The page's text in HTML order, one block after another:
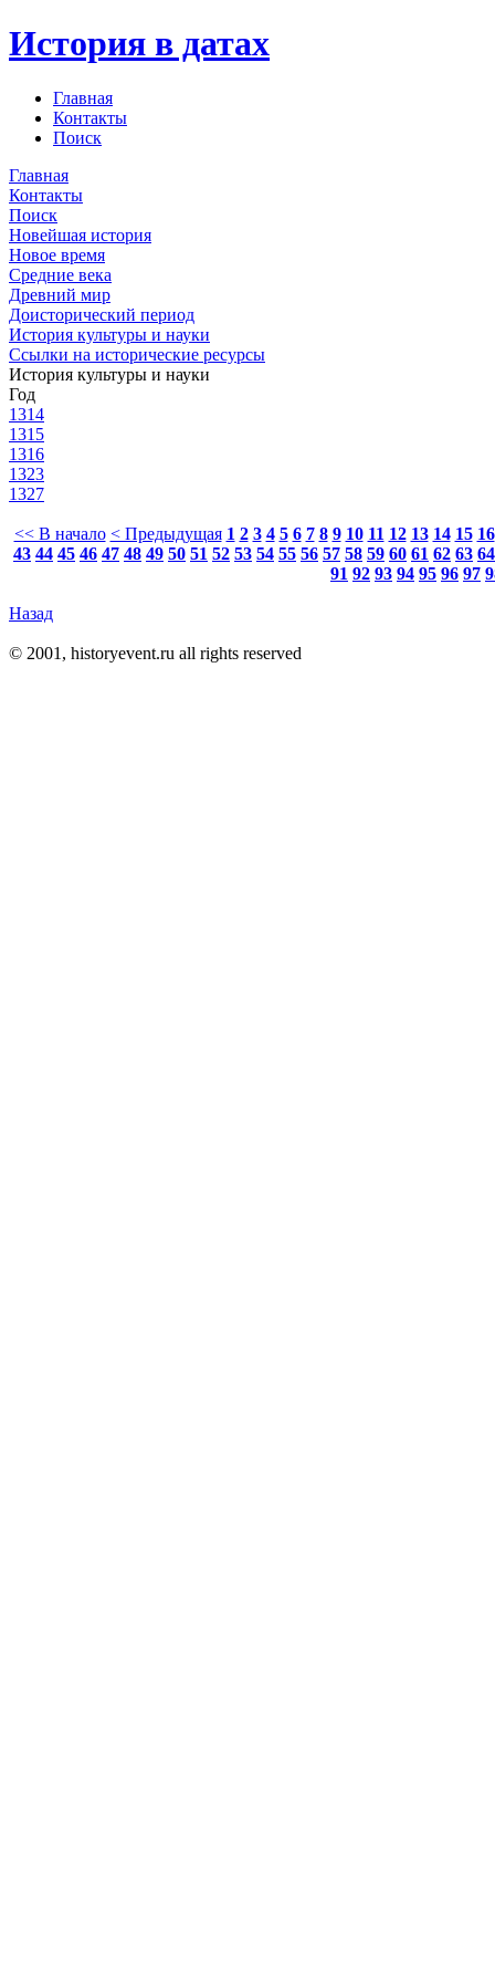
История в датах
Главная
Контакты
Поиск
Главная
Контакты
Поиск
Новейшая история
Новое время
Средние века
Древний мир
Доисторический период
История культуры и науки
Ссылки на исторические ресурсы
История культуры и науки
Год
1314
1315
1316
1323
1327
<< В начало < Предыдущая 1 2 3 4 5 6 7 8 9 10 11 12 13 14 15 16
43 44 45 46 47 48 49 50 51 52 53 54 55 56 57 58 59 60 61 62 63 64
91 92 93 94 95 96 97
Назад
© 2001, historyevent.ru all rights reserved